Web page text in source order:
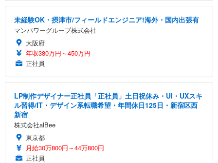
未経験OK・摂津市/フィールドエンジニア!海外・国内出張有
マンパワーグループ株式会社
大阪府
年収380万円～450万円
正社員
LP制作デザイナー正社員「正社員」土日祝休み・UI・UXスキ
ル習得/IT・デザイン系転職希望・年間休日125日・新宿区西
新宿
株式会社alBee
東京都
月給30万800円～44万800円
正社員